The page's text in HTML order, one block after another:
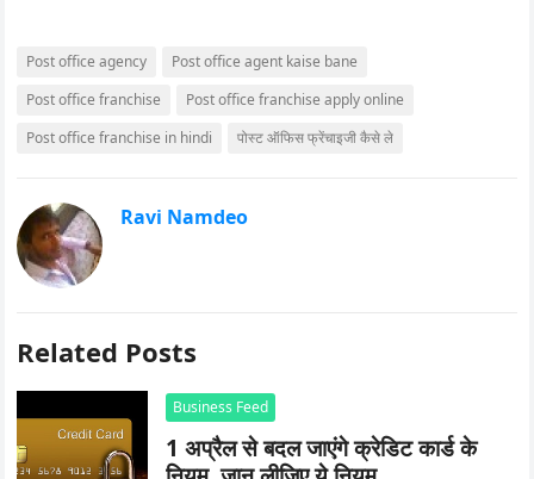
Post office agency
Post office agent kaise bane
Post office franchise
Post office franchise apply online
Post office franchise in hindi
पोस्ट ऑफिस फ्रेंचाइजी कैसे ले
Ravi Namdeo
Related Posts
Business Feed
1 अप्रैल से बदल जाएंगे क्रेडिट कार्ड के